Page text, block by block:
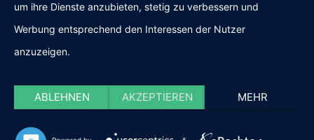
um ihre Dienste anzubieten, stetig zu verbessern und
Werbung entsprechend den Interessen der Nutzer
anzuzeigen.
ABLEHNEN AKZEPTIEREN MEHR